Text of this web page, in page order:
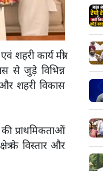
कार्य मंत्री
से जुड़े विभिन्न
शहरी विकास
प्राथमिकताओं
के विस्तार और